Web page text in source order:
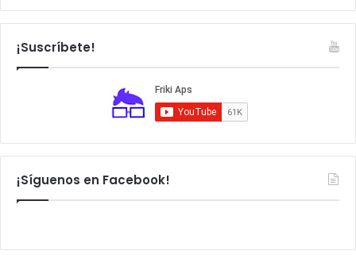
s
c
¡Suscríbete!
¡Síguenos en Facebook!